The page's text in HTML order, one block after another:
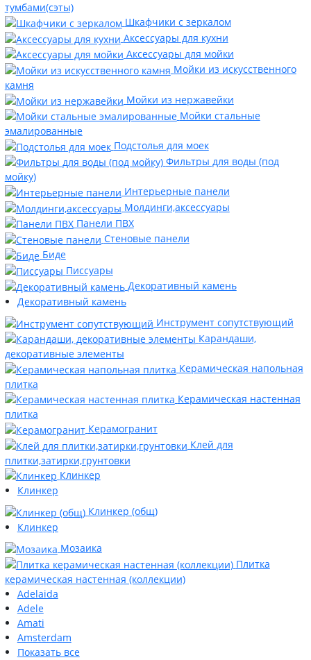
тумбами(сэты)
Шкафчики с зеркалом
Аксессуары для кухни
Аксессуары для мойки
Мойки из искусственного
камня
Мойки из нержавейки
Мойки стальные
эмалированные
Подстолья для моек
Фильтры для воды (под
мойку)
Интерьерные панели
Молдинги,аксессуары
Панели ПВХ
Стеновые панели
Биде
Писсуары
Декоративный камень
Декоративный камень
Инструмент сопутствующий
Карандаши,
декоративные элементы
Керамическая напольная
плитка
Керамическая настенная
плитка
Керамогранит
Клей для
плитки,затирки,грунтовки
Клинкер
Клинкер
Клинкер (общ)
Клинкер
Мозаика
Плитка
керамическая настенная (коллекции)
Adelaida
Adele
Amati
Amsterdam
Показать все